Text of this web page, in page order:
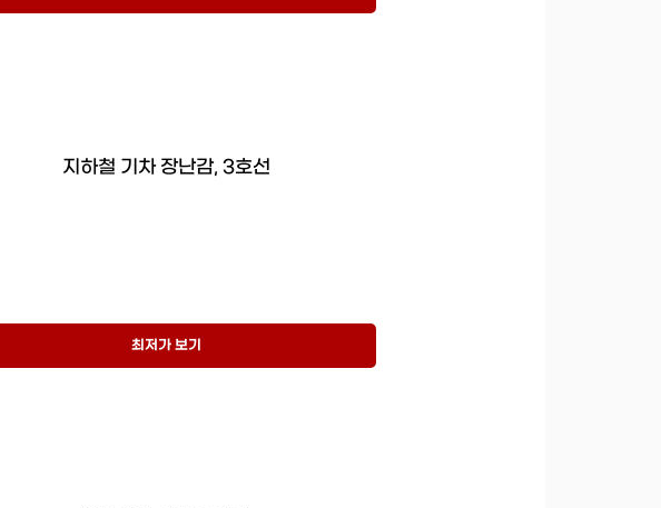
지하철 기차 장난감, 3호선
최저가 보기